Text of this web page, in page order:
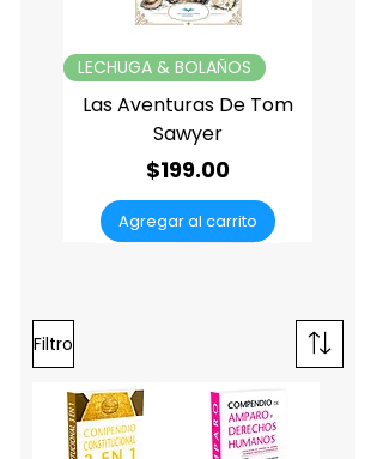
LECHUGA & BOLAÑOS
Las Aventuras De Tom
Sawyer
Precio
$199.00
Agregar al carrito
Filtro